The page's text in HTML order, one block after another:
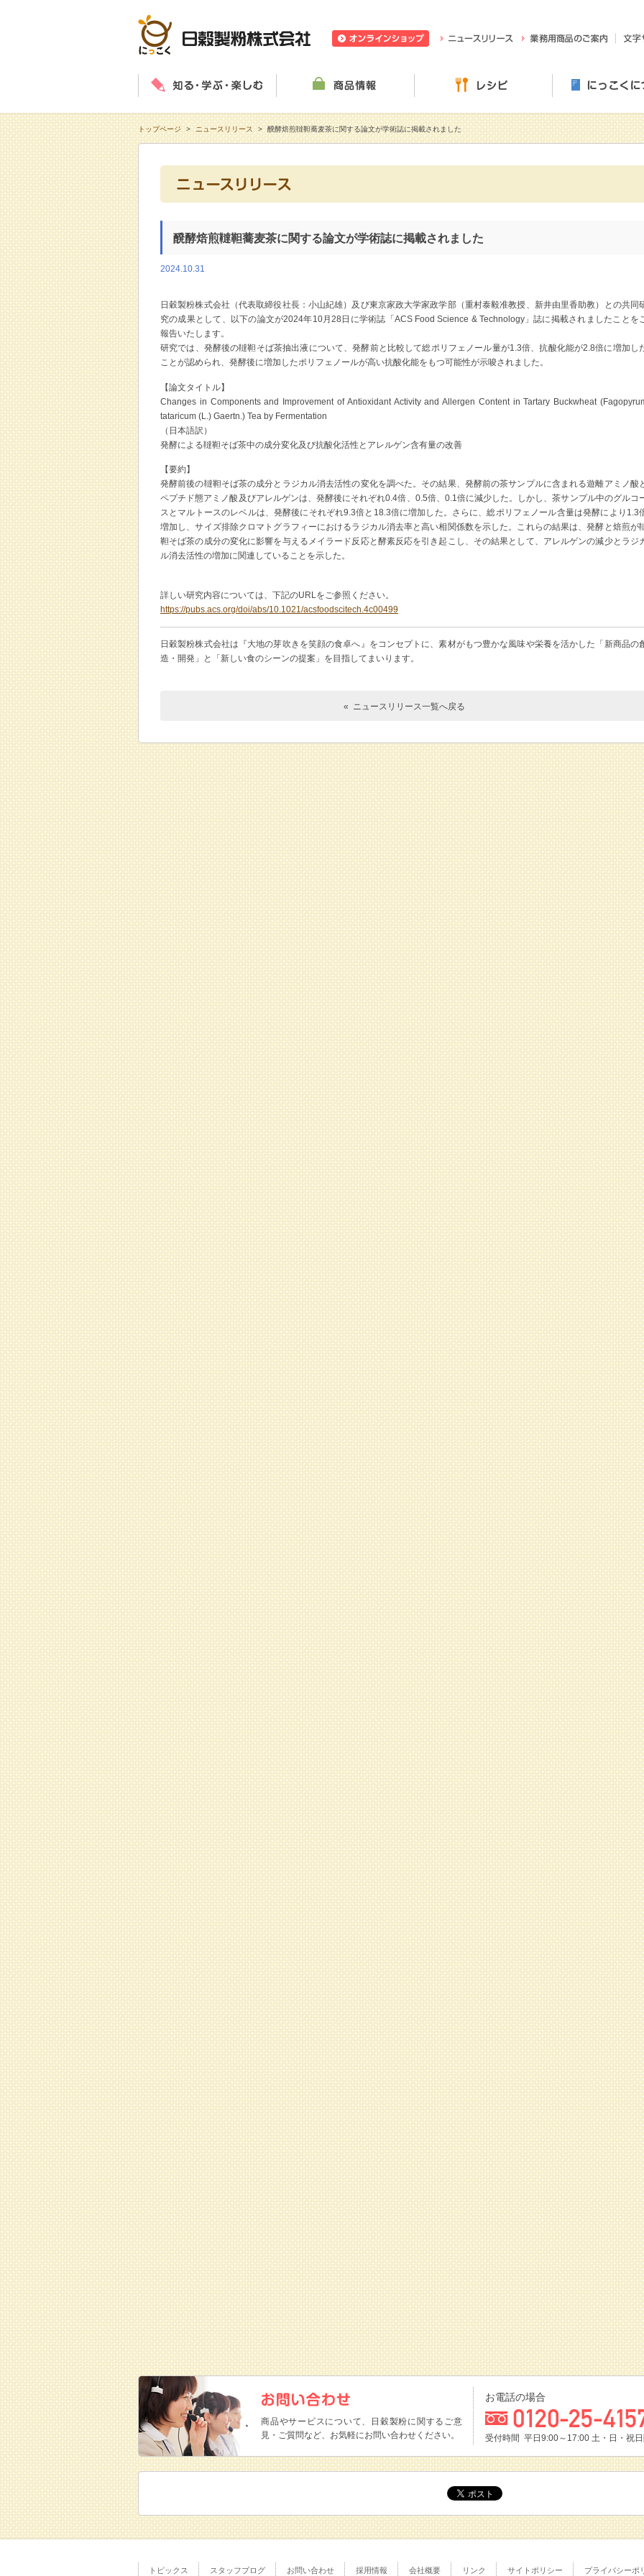
ニュースリリース
業務用
知る・学ぶ・楽しむ レシピ
トップページ > ニュースリリース > 醗酵焙煎韃靼蕎麦茶に関する論文が学術誌に掲載されました
醗酵焙煎韃靼蕎麦茶に関する論文が学術誌に掲載されました
2024.10.31
日穀製粉株式会社（代表取締役社長：小山紀雄）及び東京家政大学家政学部（重村泰毅准教授、新井由里香助教）との共同
究の成果として、以下の論文が2024年10月28日に学術誌「ACS Food Science & Technology」誌に掲載されましたことを
報告いたします。
研究では、発酵後の韃靼そば茶抽出液について、発酵前と比較して総ポリフェノール量が1.3倍、抗酸化能が2.8倍に増加し
ことが認められ、発酵後に増加したポリフェノールが高い抗酸化能をもつ可能性が示唆されました。
【論文タイトル】
Changes in Components and Improvement of Antioxidant Activity and Allergen Content in Tartary Buckwheat
tataricum (L.) Gaertn.) Tea by Fermentation
（日本語訳）
発酵による韃靼そば茶中の成分変化及び抗酸化活性とアレルゲン含有量の改善
【要約】
発酵前後の韃靼そば茶の成分とラジカル消去活性の変化を調べた。その結果、発酵前の茶サンプルに含まれる遊離アミノ酸
ペプチド態アミノ酸及びアレルゲンは、発酵後にそれぞれ0.4倍、0.5倍、0.1倍に減少した。しかし、茶サンプル中のグルコ
スとマルトースのレベルは、発酵後にそれぞれ9.3倍と18.3倍に増加した。さらに、総ポリフェノール含量は発酵により1.3
増加し、サイズ排除クロマトグラフィーにおけるラジカル消去率と高い相関係数を示した。これらの結果は、発酵と焙煎が
靼そば茶の成分の変化に影響を与えるメイラード反応と酵素反応を引き起こし、その結果として、アレルゲンの減少とラジ
ル消去活性の増加に関連していることを示した。
詳しい研究内容については、下記のURLをご参照ください。
https://pubs.acs.org/doi/abs/10.1021/acsfoodscitech.4c00499
日穀製粉株式会社は『大地の芽吹きを笑顔の食卓へ』をコンセプトに、素材がもつ豊かな風味や栄養を活かした「新商品の
造・開発」と「新しい食のシーンの提案」を目指してまいります。
« ニュースリリース一覧へ戻る
商品やサービスについて、日穀製粉に関するご意
見・ご質問など、お気軽にお問い合わせください。
お電話の場合
受付時間 平日9:00～17:00 土・日・祝
トピックス スタッフブログ お問い合わせ 採用情報 会社概要 リンク サイトポリシー プライバシーポ